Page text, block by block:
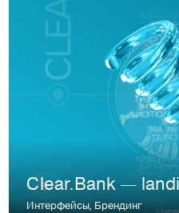
Интерфейсы,Брендинг